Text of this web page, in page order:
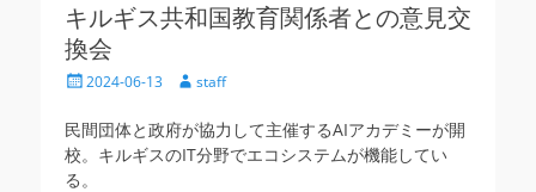
キルギス共和国教育関係者との意見交
換会
投
日
2024-06-13
投
者
staff
民間団体と政府が協力して主催するAIアカデミーが開
校。キルギスのIT分野でエコシステムが機能してい
る。